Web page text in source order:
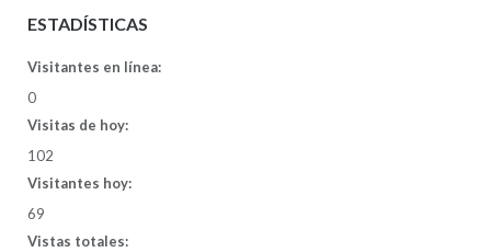
ESTADÍSTICAS
Visitantes en línea:
0
Visitas de hoy:
102
Visitantes hoy:
69
Vistas totales: